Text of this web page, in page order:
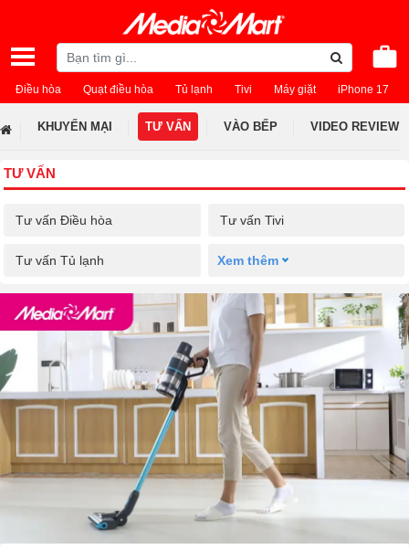
Điều hòa Quạt điều hòa Tủ lạnh Tivi Máy giặt iPhone 17
KHUYẾN MẠI TƯ VẤN VÀO BẾP VIDEO REVIEW
TƯ VẤN
Tư vấn Điều hòa Tư vấn Tivi
Tư vấn Tủ lạnh Xem thêm